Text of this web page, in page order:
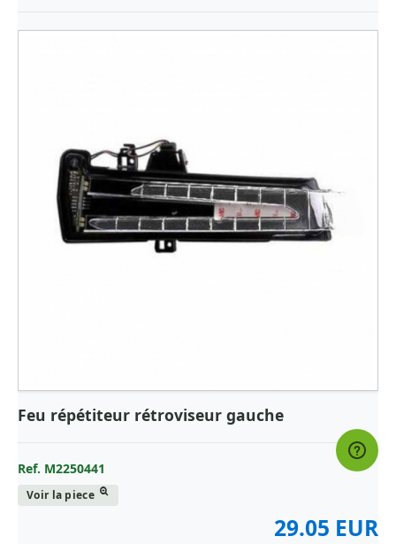
Feu répétiteur rétroviseur gauche
Ref. M2250441
Voir la piece
29.05 EUR